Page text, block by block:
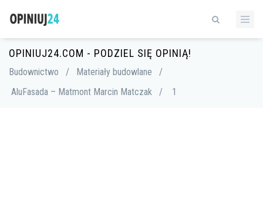
OPINIUJ24.COM - PODZIEL SIĘ OPINIĄ!
Budownictwo / Materiały budowlane
/
AluFasada – Matmont Marcin Matczak
/ 1